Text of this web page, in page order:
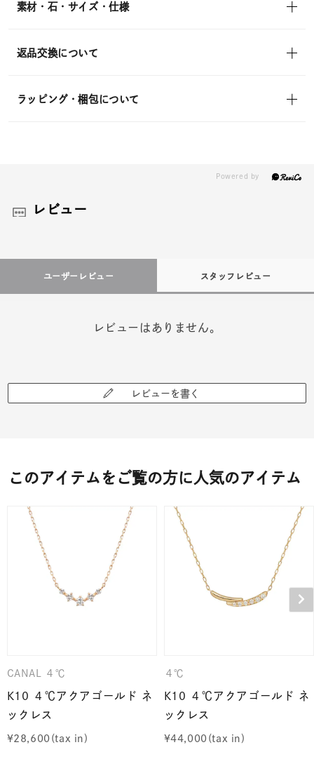
素材・石・サイズ・仕様
返品交換について
ラッピング・梱包について
レビュー
ユーザーレビュー スタッフレビュー
レビューはありません。
レビューを書く
このアイテムをご覧の方に人気のアイテム
CANAL ４℃
K10 ４℃アクアゴールド ネ
ックレス
¥28,600
４℃
K10 ４℃アクアゴールド ネ
ックレス
¥44,000